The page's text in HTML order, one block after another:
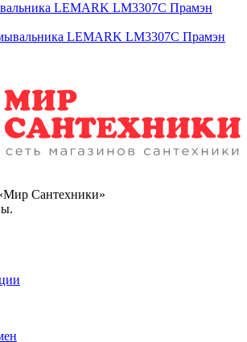
LEMARK LM3307С Прамэн
Сантехники»